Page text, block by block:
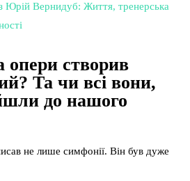
Юрій Вернидуб: Життя, тренерська
опери створив
Та чи всі вони,
до нашого
не лише симфонії. Він був дуже